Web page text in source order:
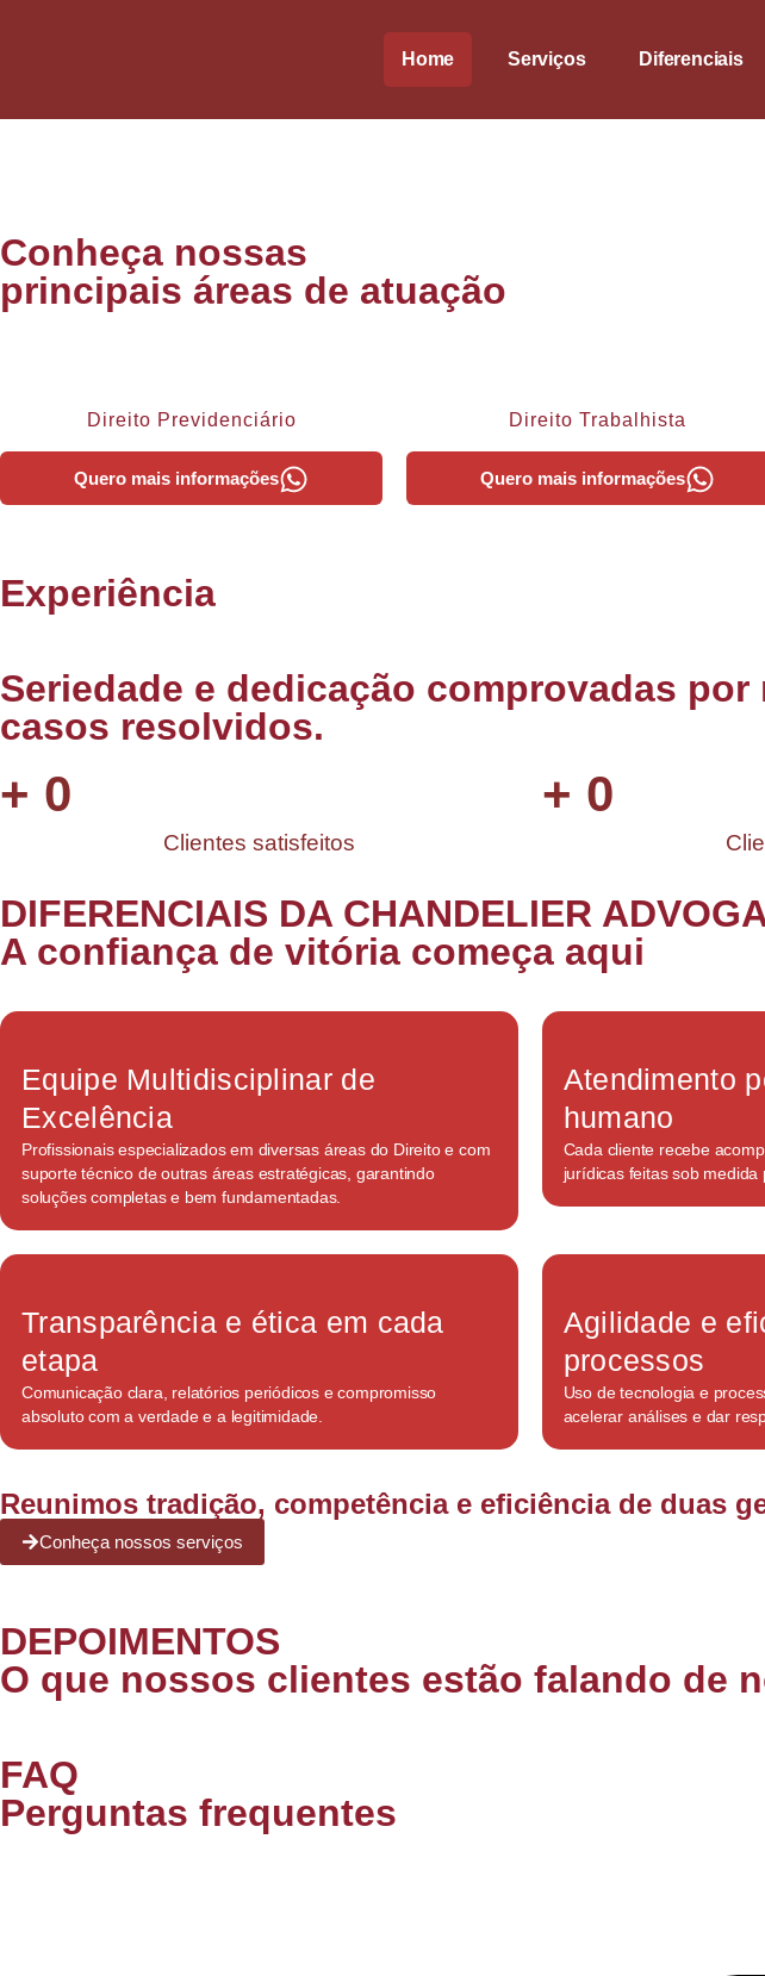
Home Serviços Diferenciais
Conheça nossas
principais áreas de atuação
Direito Previdenciário
Quero mais informações
Direito Trabalhista
Quero mais informações
Experiência
Seriedade e dedicação comprovadas
casos resolvidos.
+ 0
Clientes satisfeitos
+ 0
DIFERENCIAIS DA CHANDELIER
A confiança de vitória começa aqui
Equipe Multidisciplinar de
Excelência
Profissionais especializados em diversas áreas do Direito e com
suporte técnico de outras áreas estratégicas, garantindo
soluções completas e bem fundamentadas.
Atendimento
humano
Cada cliente recebe
jurídicas feitas sob medida
Transparência e ética em cada
etapa
Comunicação clara, relatórios periódicos e compromisso
absoluto com a verdade e a legitimidade.
Agilidade e
processos
Uso de tecnologia e
acelerar análises e dar
Reunimos tradição, competência e eficiência de duas
Conheça nossos serviços
DEPOIMENTOS
O que nossos clientes estão falando de
FAQ
Perguntas frequentes